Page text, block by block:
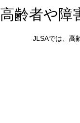
高齢者や障
JLSAでは、高